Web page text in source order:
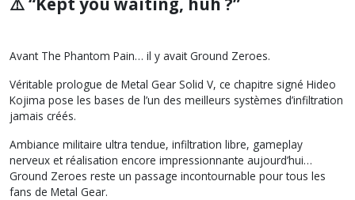
Avant The Phantom Pain… il y avait Ground Zeroes.
Véritable prologue de Metal Gear Solid V, ce chapitre signé Hideo
Kojima pose les bases de l’un des meilleurs systèmes d’infiltration
jamais créés.
Ambiance militaire ultra tendue, infiltration libre, gameplay
nerveux et réalisation encore impressionnante aujourd’hui…
Ground Zeroes reste un passage incontournable pour tous les
fans de Metal Gear.